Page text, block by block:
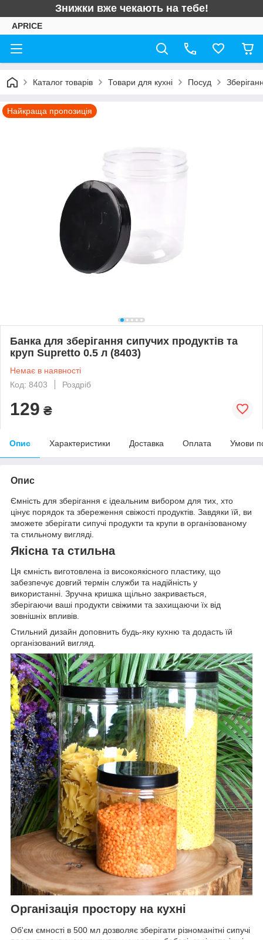
Знижки вже чекають на тебе!
APRICE
Каталог товарів Товари для кухні Посуд
Найкраща пропозиція
Банка для зберігання сипучих продуктів та
круп Supretto 0.5 л (8403)
Немає в наявності
Код: 8403
Роздріб
129 ₴
Опис Характеристики Доставка Оплата Умови
Опис
Ємність для зберігання є ідеальним вибором для тих, хто
цінує порядок та збереження свіжості продуктів. Завдяки їй, ви
зможете зберігати сипучі продукти та крупи в організованому
та стильному вигляді.
Якісна та стильна
Ця ємність виготовлена із високоякісного пластику, що
забезпечує довгий термін служби та надійність у
використанні. Зручна кришка щільно закривається,
зберігаючи ваші продукти свіжими та захищаючи їх від
зовнішніх впливів.
Стильний дизайн доповнить будь-яку кухню та додасть їй
організований вигляд.
Організація простору на кухні
Об'єм ємності в 500 мл дозволяє зберігати різноманітні сипучі